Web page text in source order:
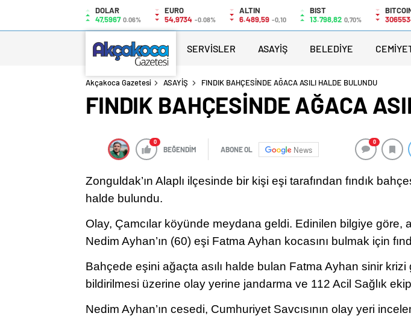
DOLAR
47,5967 0.06%
EURO
54,9734 -0.08%
ALTIN
6.489,59 -0,10
BIST
13.798,82 0,70%
SERVİSLER ASAYİŞ BELEDİYE
Akçakoca Gazetesi ASAYİŞ FINDIK BAHÇESİNDE AĞACA ASILI HALDE BULUNDU
FINDIK BAHÇESİNDE AĞACA
0
BEĞENDİM ABONE OL News
0
Zonguldak’ın Alaplı ilçesinde bir kişi eşi tarafından fındık
halde bulundu.
Olay, Çamcılar köyünde meydana geldi. Edinilen bilgiye göre,
Nedim Ayhan’ın (60) eşi Fatma Ayhan kocasını bulmak için
Bahçede eşini ağaçta asılı halde bulan Fatma Ayhan sinir
bildirilmesi üzerine olay yerine jandarma ve 112 Acil Sağlık
Nedim Ayhan’ın cesedi, Cumhuriyet Savcısının olay yeri